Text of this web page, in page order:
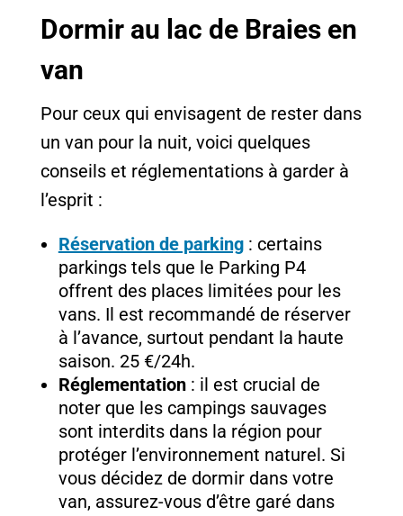
Dormir au lac de Braies en
van
Pour ceux qui envisagent de rester dans
un van pour la nuit, voici quelques
conseils et réglementations à garder à
l’esprit :
Réservation de parking: certains
parkings tels que le Parking P4
offrent des places limitées pour les
vans. Il est recommandé de réserver
à l’avance, surtout pendant la haute
saison. 25 €/24h.
Réglementation: il est crucial de
noter que les campings sauvages
sont interdits dans la région pour
protéger l’environnement naturel. Si
vous décidez de dormir dans votre
van, assurez-vous d’être garé dans